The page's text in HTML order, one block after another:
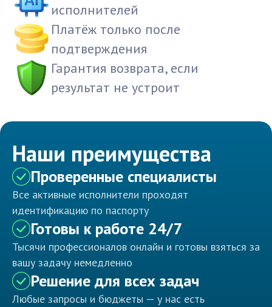
исполнителей
Платёж только после
подтверждения
Гарантия возврата, если
результат не устроит
Наши преимущества
Проверенные специалисты
Все активные исполнители проходят
идентификацию по паспорту
Готовы к работе 24/7
Тысячи профессионалов онлайн и готовы взяться за
вашу задачу немедленно
Решение для всех задач
Любые запросы и бюджеты — у нас есть